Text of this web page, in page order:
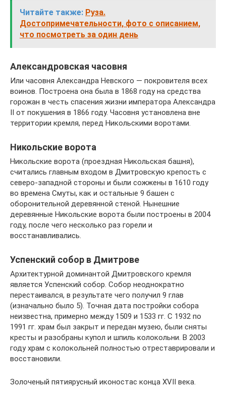
Читайте также: Руза.
Достопримечательности, фото с описанием,
что посмотреть за один день
Александровская часовня
Или часовня Александра Невского — покровителя всех
воинов. Построена она была в 1868 году на средства
горожан в честь спасения жизни императора Александра
II от покушения в 1866 году. Часовня установлена вне
территории кремля, перед Никольскими воротами.
Никольские ворота
Никольские ворота (проездная Никольская башня),
считались главным входом в Дмитровскую крепость с
северо-западной стороны и были сожжены в 1610 году
во времена Смуты, как и остальные 9 башен с
оборонительной деревянной стеной. Нынешние
деревянные Никольские ворота были построены в 2004
году, после чего несколько раз горели и
восстанавливались.
Успенский собор в Дмитрове
Архитектурной доминантой Дмитровского кремля
является Успенский собор. Собор неоднократно
перестаивался, в результате чего получил 9 глав
(изначально было 5). Точная дата постройки собора
неизвестна, примерно между 1509 и 1533 гг. С 1932 по
1991 гг. храм был закрыт и передан музею, были сняты
кресты и разобраны купол и шпиль колокольни. В 2003
году храм с колокольней полностью отреставрировали и
восстановили.
Золоченый пятиярусный иконостас конца XVII века.